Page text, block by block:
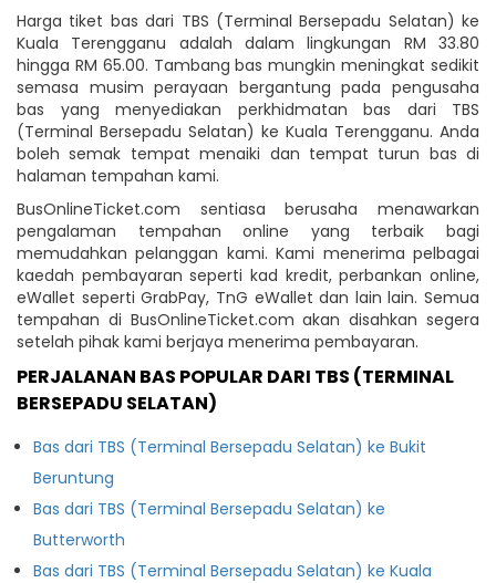
Harga tiket bas dari TBS (Terminal Bersepadu Selatan) ke
Kuala Terengganu adalah dalam lingkungan RM 33.80
hingga RM 65.00. Tambang bas mungkin meningkat sedikit
semasa musim perayaan bergantung pada pengusaha
bas yang menyediakan perkhidmatan bas dari TBS
(Terminal Bersepadu Selatan) ke Kuala Terengganu. Anda
boleh semak tempat menaiki dan tempat turun bas di
halaman tempahan kami.
BusOnlineTicket.com sentiasa berusaha menawarkan
pengalaman tempahan online yang terbaik bagi
memudahkan pelanggan kami. Kami menerima pelbagai
kaedah pembayaran seperti kad kredit, perbankan online,
eWallet seperti GrabPay, TnG eWallet dan lain lain. Semua
tempahan di BusOnlineTicket.com akan disahkan segera
setelah pihak kami berjaya menerima pembayaran.
PERJALANAN BAS POPULAR DARI TBS (TERMINAL
BERSEPADU SELATAN)
Bas dari TBS (Terminal Bersepadu Selatan) ke Bukit
Beruntung
Bas dari TBS (Terminal Bersepadu Selatan) ke
Butterworth
Bas dari TBS (Terminal Bersepadu Selatan) ke Kuala